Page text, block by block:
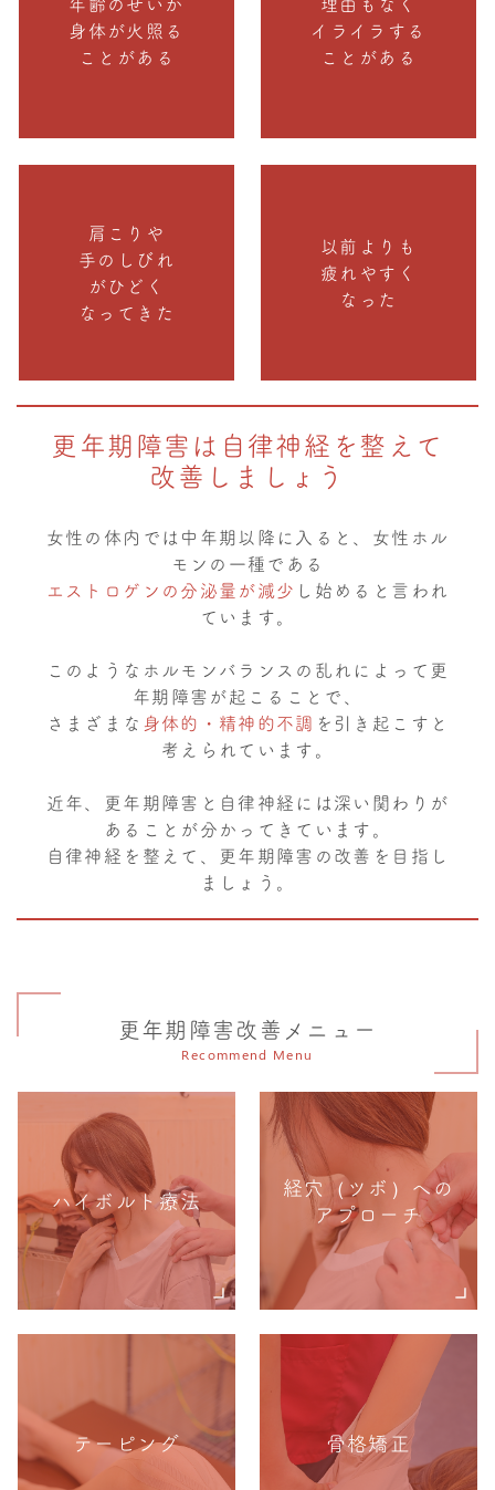
身体が火照る
ことがある
イライラする
ことがある
肩こりや
手のしびれ
がひどく
なってきた
以前よりも
疲れやすく
なった
更年期障害は自律神経を整えて
改善しましょう
女性の体内では中年期以降に入ると、女性ホル
モンの一種である
エストロゲンの分泌量が減少 し始めると言われ
ています。
このようなホルモンバランスの乱れによって更
年期障害が起こることで、
さまざまな 身体的・精神的不調 を引き起こすと
考えられています。
近年、更年期障害と自律神経には深い関わりが
あることが分かってきています。
自律神経を整えて、更年期障害の改善を目指し
ましょう。
更年期障害改善メニュー
Recommend Menu
ハイボルト療法
経穴（ツボ）への
アプローチ
テーピング 骨格矯正